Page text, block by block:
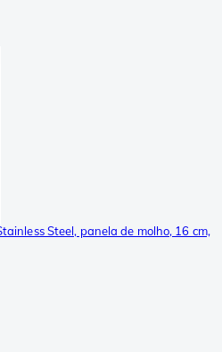
Steel, panela de molho, 16 cm,